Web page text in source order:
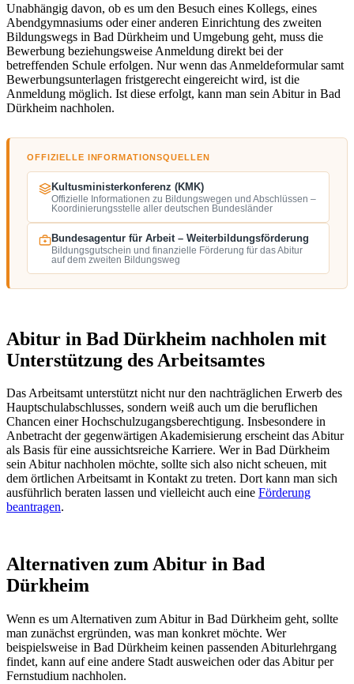
Unabhängig davon, ob es um den Besuch eines Kollegs, eines
Abendgymnasiums oder einer anderen Einrichtung des zweiten
Bildungswegs in Bad Dürkheim und Umgebung geht, muss die
Bewerbung beziehungsweise Anmeldung direkt bei der
betreffenden Schule erfolgen. Nur wenn das Anmeldeformular samt
Bewerbungsunterlagen fristgerecht eingereicht wird, ist die
Anmeldung möglich. Ist diese erfolgt, kann man sein Abitur in Bad
Dürkheim nachholen.
OFFIZIELLE INFORMATIONSQUELLEN
Kultusministerkonferenz (KMK)
Offizielle Informationen zu Bildungswegen und Abschlüssen –
Koordinierungsstelle aller deutschen Bundesländer
Bundesagentur für Arbeit – Weiterbildungsförderung
Bildungsgutschein und finanzielle Förderung für das Abitur
auf dem zweiten Bildungsweg
Abitur in Bad Dürkheim nachholen mit
Unterstützung des Arbeitsamtes
Das Arbeitsamt unterstützt nicht nur den nachträglichen Erwerb des
Hauptschulabschlusses, sondern weiß auch um die beruflichen
Chancen einer Hochschulzugangsberechtigung. Insbesondere in
Anbetracht der gegenwärtigen Akademisierung erscheint das Abitur
als Basis für eine aussichtsreiche Karriere. Wer in Bad Dürkheim
sein Abitur nachholen möchte, sollte sich also nicht scheuen, mit
dem örtlichen Arbeitsamt in Kontakt zu treten. Dort kann man sich
ausführlich beraten lassen und vielleicht auch eine Förderung
beantragen.
Alternativen zum Abitur in Bad
Dürkheim
Wenn es um Alternativen zum Abitur in Bad Dürkheim geht, sollte
man zunächst ergründen, was man konkret möchte. Wer
beispielsweise in Bad Dürkheim keinen passenden Abiturlehrgang
findet, kann auf eine andere Stadt ausweichen oder das Abitur per
Fernstudium nachholen.